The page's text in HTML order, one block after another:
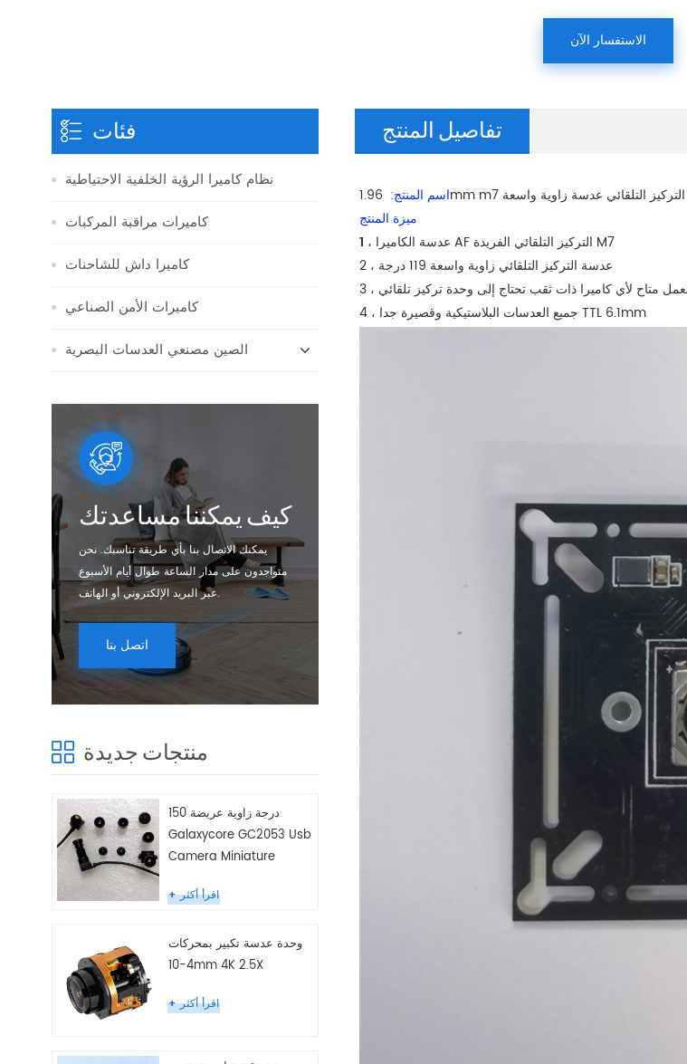
الاستفسار الآن
تفاصيل المنتج
اسم المنتج:
ميزة المنتج
1 ، عدسة الكاميرا
AF التركيز التلقائي الفريدة M7
2 ،
عدسة التركيز التلقائي زاوية واسعة 119 درجة
العمل متاح لأي كاميرا ذات ثقب تحتاج إلى وحدة تركيز تلقائي
4 ، جميع العدسات البلاستيكية وقصيرة جدا TTL 6.1mm
فئات
نظام كاميرا الرؤية الخلفية الاحتياطية
كاميرات مراقبة المركبات
كاميرا داش للشاحنات
كاميرات الأمن الصناعي
الصين مصنعي العدسات البصرية
كيف يمكننا مساعدتك
يمكنك الاتصال بنا بأي طريقة تناسبك. نحن
متواجدون على مدار الساعة طوال أيام الأسبوع
عبر البريد الإلكتروني أو الهاتف.
اتصل بنا
منتجات جديدة
150 درجة زاوية عريضة
Galaxycore GC2053 Usb
Camera Miniature
اقرأ أكثر
وحدة عدسة تكبير بمحركات
4-10mm 4K 2.5X
اقرأ أكثر